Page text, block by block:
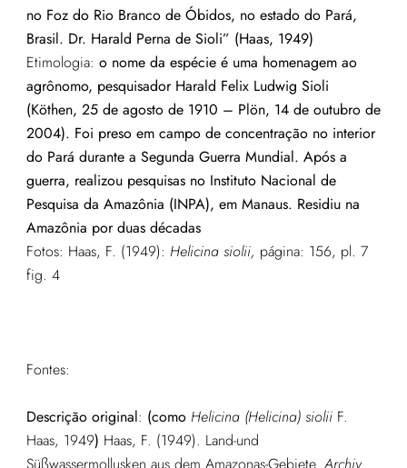
no Foz do Rio Branco de Óbidos, no estado do Pará,
Brasil. Dr. Harald Perna de Sioli” (Haas, 1949)
Etimologia: o nome da espécie é uma homenagem ao
agrônomo, pesquisador Harald Felix Ludwig Sioli
(Köthen, 25 de agosto de 1910 – Plön, 14 de outubro de
2004). Foi preso em campo de concentração no interior
do Pará durante a Segunda Guerra Mundial. Após a
guerra, realizou pesquisas no Instituto Nacional de
Pesquisa da Amazônia (INPA), em Manaus. Residiu na
Amazônia por duas décadas
Fotos: Haas, F. (1949): Helicina siolii, página: 156, pl. 7
fig. 4
Fontes:
Descrição original: (como Helicina (Helicina) sioliiF.
Haas, 1949) Haas, F. (1949). Land-und